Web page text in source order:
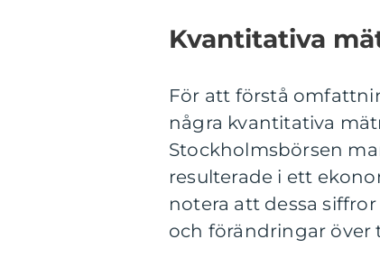
Kvantitativa
För att förstå
några kvantitativa
Stockholmsbörsen
resulterade i ett
notera att dessa
och förändringar över